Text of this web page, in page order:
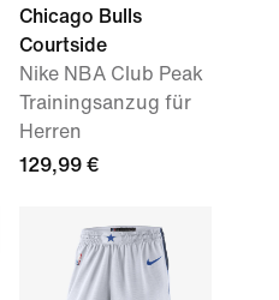
Chicago Bulls
Courtside
Nike NBA Club Peak
Trainingsanzug für
Herren
129,99 €